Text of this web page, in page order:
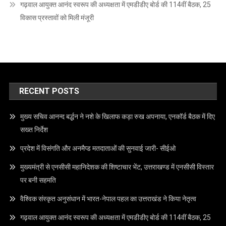
गढ़वाल आयुक्त आनंद स्वरूप की अध्यक्षता में एमडीडीए बोर्ड की 114वीं बैठक, 25
विकास प्रस्तावों को मिली मंजूरी
RECENT POSTS
मुख्य सचिव आनन्द बर्द्धन ने नशे के खिलाफ कड़ा रुख अपनाया, एनकॉर्ड बैठक में दिए
सख्त निर्देश
प्रदेश में विसंगति और अनमैप्ड मतदाताओं की सुनवाई जारी- सीईओ
मुख्यमंत्री से एनसीसी महानिदेशक की शिष्टाचार भेंट, उत्तराखण्ड में एनसीसी विस्तार
पर बनी सहमति
वैश्विक संस्कृत अनुसंधान में भारत-नेपाल पहल का उत्तराखंड ने किया नेतृत्व
गढ़वाल आयुक्त आनंद स्वरूप की अध्यक्षता में एमडीडीए बोर्ड की 114वीं बैठक, 25